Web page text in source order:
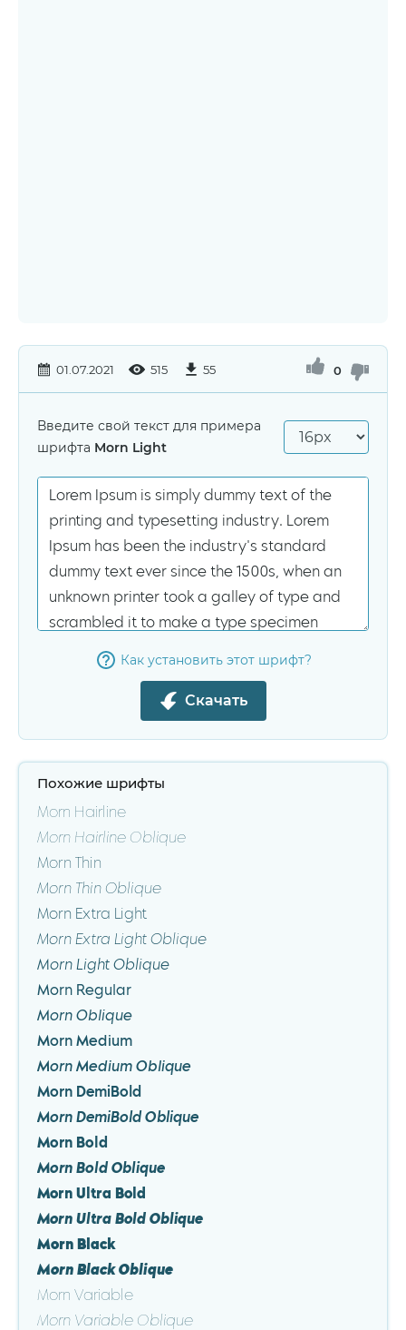
01.07.2021 515 55 0
Введите свой текст для примера
шрифта Morn Light
Как установить этот шрифт?
Скачать
Похожие шрифты
Morn Hairline
Morn Hairline Oblique
Morn Thin
Morn Thin Oblique
Morn Extra Light
Morn Extra Light Oblique
Morn Light Oblique
Morn Regular
Morn Oblique
Morn Medium
Morn Medium Oblique
Morn DemiBold
Morn DemiBold Oblique
Morn Bold
Morn Bold Oblique
Morn Ultra Bold
Morn Ultra Bold Oblique
Morn Black
Morn Black Oblique
Morn Variable
Morn Variable Oblique